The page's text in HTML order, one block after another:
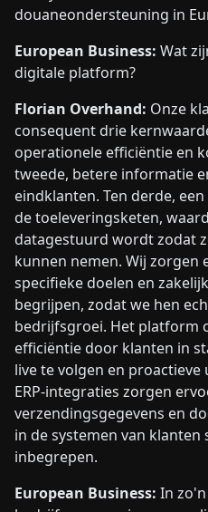
douaneondersteuning in
European Business: Wat
digitale platform?
Florian Overhand: Onze
consequent drie
operationele efficiëntie en
tweede, betere informatie
eindklanten. Ten derde,
de toeleveringsketen,
datagestuurd wordt zodat
kunnen nemen. Wij zorgen
specifieke doelen en
begrijpen, zodat we hen
bedrijfsgroei. Het platform
efficiëntie door klanten in
live te volgen en
ERP-integraties zorgen
verzendingsgegevens en
in de systemen van klanten
inbegrepen.
European Business: In